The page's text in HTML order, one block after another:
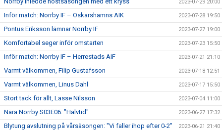
2023-07-29 20:00
Inför match: Norrby IF – Oskarshamns AIK 2023-07-28 19:50
Pontus Eriksson lämnar Norrby IF 2023-07-27 19:00
Komfortabel seger inför omstarten 2023-07-23 15:50
Inför match: Norrby IF – Herrestads AIF 2023-07-21 21:10
Varmt välkommen, Filip Gustafsson 2023-07-18 12:51
Varmt välkommen, Linus Dahl 2023-07-17 15:50
Stort tack för allt, Lasse Nilsson 2023-07-04 11:00
Nära Norrby S03E06: "Halvtid" 2023-06-27 17:32
Blytung avslutning på vårsäsongen: "Vi faller ihop efter 0-2" 2023-06-21 21:40